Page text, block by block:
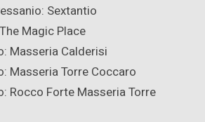
Sextantio
Magic Place
Masseria Calderisi
Masseria Torre Coccaro
Rocco Forte Masseria Torre